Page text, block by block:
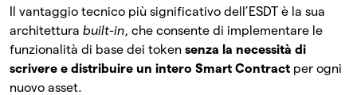
Il vantaggio tecnico più significativo dell’ESDT è la sua
architettura built-in, che consente di implementare le
funzionalità di base dei token senza la necessità di
scrivere e distribuire un intero Smart Contract per ogni
nuovo asset.